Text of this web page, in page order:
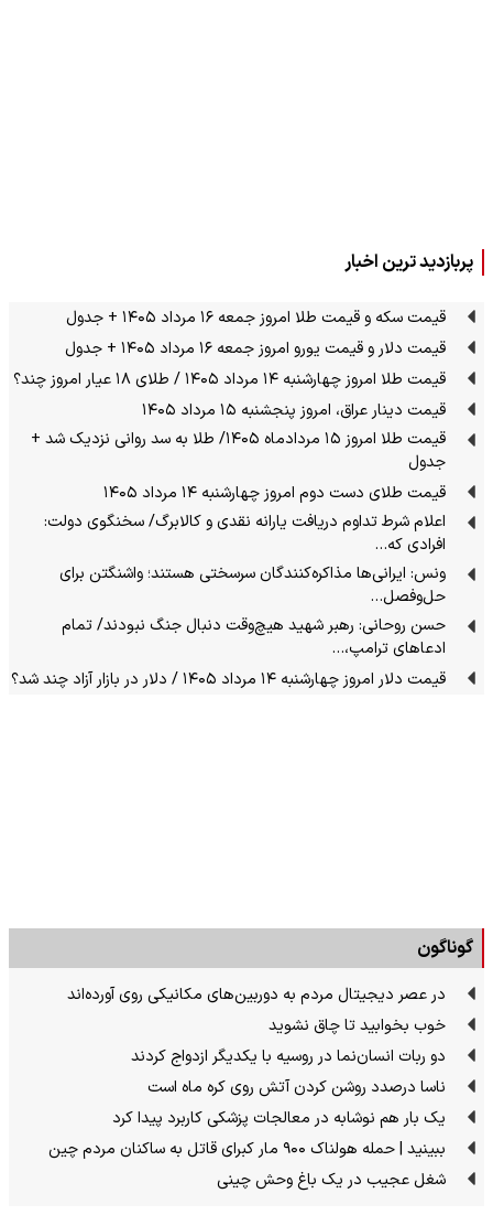
پربازدید ترین اخبار
قیمت سکه و قیمت طلا امروز جمعه ۱۶ مرداد ۱۴۰۵ + جدول
قیمت دلار و قیمت یورو امروز جمعه ۱۶ مرداد ۱۴۰۵ + جدول
قیمت طلا امروز چهارشنبه ۱۴ مرداد ۱۴۰۵ / طلای ۱۸ عیار امروز چند؟
قیمت دینار عراق، امروز پنجشنبه ۱۵ مرداد ۱۴۰۵
قیمت طلا امروز ۱۵ مردادماه ۱۴۰۵/ طلا به سد روانی نزدیک شد +
جدول
قیمت طلای دست دوم امروز چهارشنبه ۱۴ مرداد ۱۴۰۵
اعلام شرط تداوم دریافت یارانه نقدی و کالابرگ/ سخنگوی دولت:
افرادی که…
ونس: ایرانی‌ها مذاکره‌کنندگان سرسختی هستند؛ واشنگتن برای
حل‌وفصل…
حسن روحانی: رهبر شهید هیچ‌وقت دنبال جنگ نبودند/ تمام
ادعاهای ترامپ،…
قیمت دلار امروز چهارشنبه ۱۴ مرداد ۱۴۰۵ / دلار در بازار آزاد چند شد؟
گوناگون
در عصر دیجیتال مردم به دوربین‌های مکانیکی روی آورده‌اند
خوب بخوابید تا چاق نشوید
دو ربات انسان‌نما در روسیه با یکدیگر ازدواج کردند
ناسا درصدد روشن کردن آتش روی کره ماه است
یک بار هم نوشابه در معالجات پزشکی کاربرد پیدا کرد
ببینید | حمله هولناک ۹۰۰ مار کبرای قاتل به ساکنان مردم چین
شغل عجیب در یک باغ وحش چینی